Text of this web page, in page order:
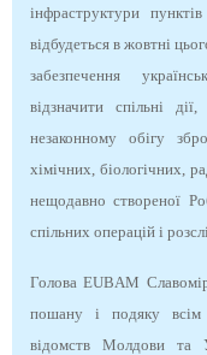
інфраструктури
відбудеться в жовтні
забезпечення
відзначити спільні
незаконному обігу
хімічних, біологічних,
нещодавно створеної
спільних операцій і
Голова EUBAM
пошану і подяку всім
відомств Молдови та